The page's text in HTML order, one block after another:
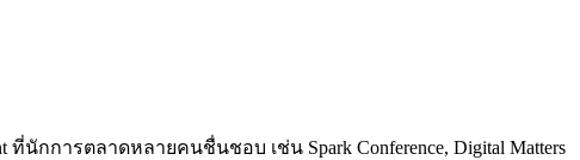
การตลาดหลายคนชื่นชอบ เช่น Spark Conference, Digital Matters